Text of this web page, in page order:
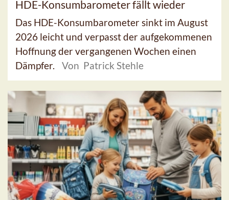
HDE-Konsumbarometer fällt wieder
Das HDE-Konsumbarometer sinkt im August
2026 leicht und verpasst der aufgekommenen
Hoffnung der vergangenen Wochen einen
Dämpfer.
Von Patrick Stehle